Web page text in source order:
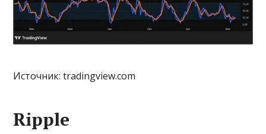
Источник: tradingview.com
Ripple